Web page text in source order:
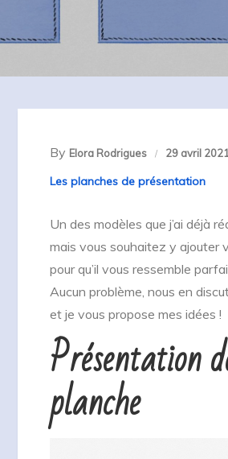
By Elora Rodrigues 29 avril
Les planches de présentation
Un des modèles que j’ai déjà
mais vous souhaitez y ajouter
pour qu’il vous ressemble
Aucun problème, nous en
et je vous propose mes idées !
Présentation
planche